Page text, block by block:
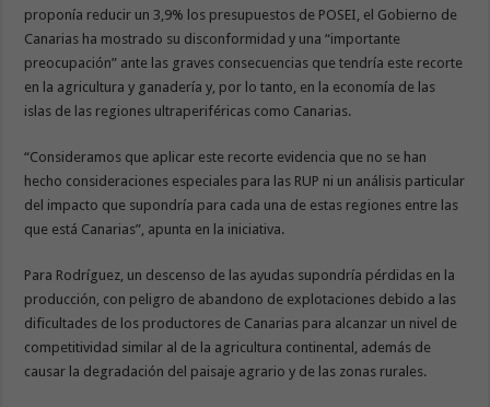
proponía reducir un 3,9% los presupuestos de POSEI, el Gobierno de
Canarias ha mostrado su disconformidad y una “importante
preocupación” ante las graves consecuencias que tendría este recorte
en la agricultura y ganadería y, por lo tanto, en la economía de las
islas de las regiones ultraperiféricas como Canarias.
“Consideramos que aplicar este recorte evidencia que no se han
hecho consideraciones especiales para las RUP ni un análisis particular
del impacto que supondría para cada una de estas regiones entre las
que está Canarias”, apunta en la iniciativa.
Para Rodríguez, un descenso de las ayudas supondría pérdidas en la
producción, con peligro de abandono de explotaciones debido a las
dificultades de los productores de Canarias para alcanzar un nivel de
competitividad similar al de la agricultura continental, además de
causar la degradación del paisaje agrario y de las zonas rurales.